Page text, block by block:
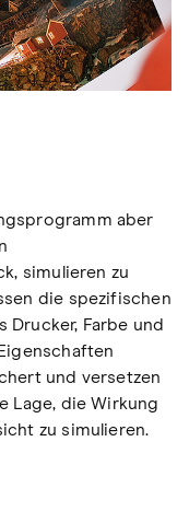
aber
simulieren zu
die spezifischen
Drucker, Farbe und
und versetzen
Lage, die Wirkung
zu simulieren.